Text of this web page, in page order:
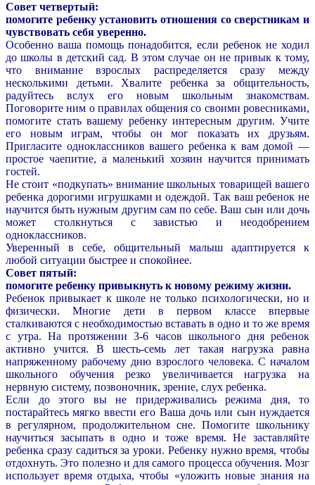
Совет четвертый:
помогите ребенку установить отношения со сверстникам и
чувствовать себя уверенно.
Особенно ваша помощь понадобится, если ребенок не ходил
до школы в детский сад. В этом случае он не привык к тому,
что внимание взрослых распределяется сразу между
несколькими детьми. Хвалите ребенка за общительность,
радуйтесь вслух его новым школьным знакомствам.
Поговорите ним о правилах общения со своими ровесниками,
помогите стать вашему ребенку интересным другим. Учите
его новым играм, чтобы он мог показать их друзьям.
Пригласите одноклассников вашего ребенка к вам домой —
простое чаепитие, а маленький хозяин научится принимать
гостей.
Не стоит «подкупать» внимание школьных товарищей вашего
ребенка дорогими игрушками и одеждой. Так ваш ребенок не
научится быть нужным другим сам по себе. Ваш сын или дочь
может столкнуться с завистью и неодобрением
одноклассников.
Уверенный в себе, общительный малыш адаптируется к
любой ситуации быстрее и спокойнее.
Совет пятый:
помогите ребенку привыкнуть к новому режиму жизни.
Ребенок привыкает к школе не только психологически, но и
физически. Многие дети в первом классе впервые
сталкиваются с необходимостью вставать в одно и то же время
с утра. На протяжении 3-6 часов школьного дня ребенок
активно учится. В шесть-семь лет такая нагрузка равна
напряженному рабочему дню взрослого человека. С началом
школьного обучения резко увеличивается нагрузка на
нервную систему, позвоночник, зрение, слух ребенка.
Если до этого вы не придерживались режима дня, то
постарайтесь мягко ввести его Ваша дочь или сын нуждается
в регулярном, продолжительном сне. Помогите школьнику
научиться засыпать в одно и тоже время. Не заставляйте
ребенка сразу садиться за уроки. Ребенку нужно время, чтобы
отдохнуть. Это полезно и для самого процесса обучения. Мозг
использует время отдыха, чтобы «уложить новые знания на